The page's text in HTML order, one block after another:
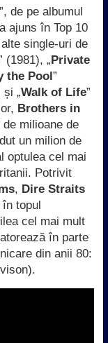
de pe albumul
ajuns în Top 10
single-uri de
(1981), „Private
the Pool”
și „Walk of Life”
Brothers in
milioane de
un milion de
optulea cel mai
Potrivit
, Dire Straits
topul
cel mai mult
în parte
din anii 80: